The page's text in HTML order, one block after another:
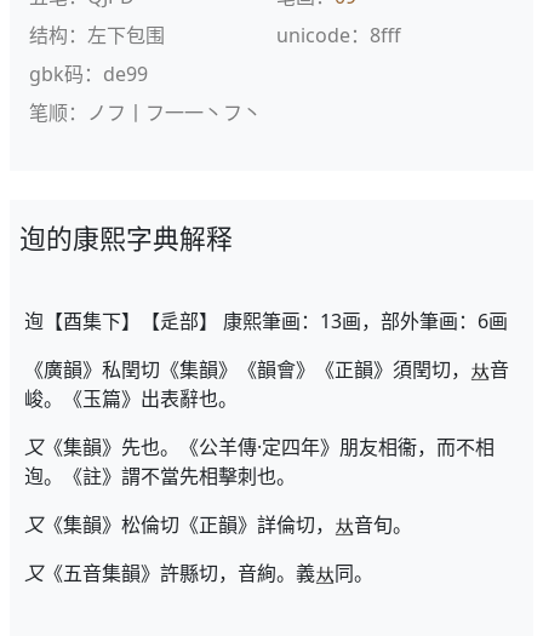
结构：左下包围
unicode：8fff
gbk码：de99
笔顺：ノフ丨フ一一丶フ丶
迿的康熙字典解释
迿【酉集下】【辵部】 康熙筆画：13画，部外筆画：6画
《廣韻》私閏切《集韻》《韻會》《正韻》須閏切，
音
峻。《玉篇》出表辭也。
又《集韻》先也。《公羊傳·定四年》朋友相衞，而不相
迿。《註》謂不當先相擊刺也。
又《集韻》松倫切《正韻》詳倫切，
音旬。
又《五音集韻》許縣切，音絢。義 同。